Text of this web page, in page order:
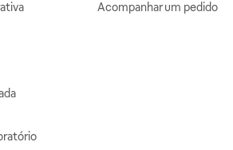
Acompanhar um pedido